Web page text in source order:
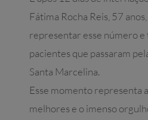
Fátima Rocha Reis, 57
representar esse número
pacientes que passaram
Santa Marcelina.
Esse momento representa
melhores e o imenso